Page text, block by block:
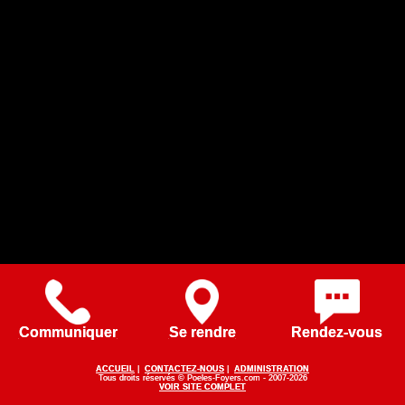
Communiquer Se rendre Rendez-vous
ACCUEIL CONTACTEZ-NOUS
ADMINISTRATION
Tous droits réservés © Poeles-Foyers.com - 2007-2026
VOIR SITE COMPLET